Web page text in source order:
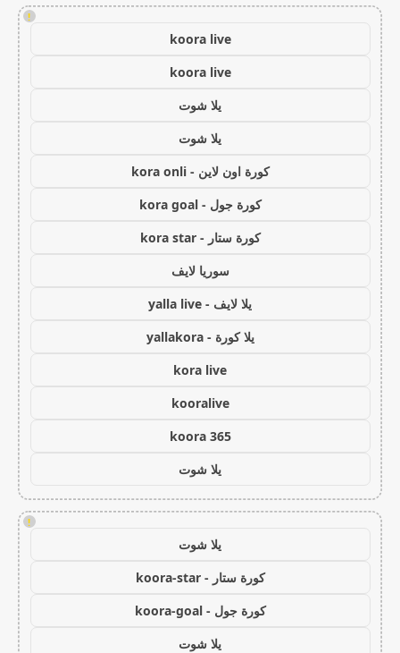
!
koora live
koora live
يلا شوت
يلا شوت
كورة اون لاين - kora onli
كورة جول - kora goal
كورة ستار - kora star
سوريا لايف
يلا لايف - yalla live
يلا كورة - yallakora
kora live
kooralive
koora 365
يلا شوت
!
يلا شوت
كورة ستار - koora-star
كورة جول - koora-goal
يلا شوت